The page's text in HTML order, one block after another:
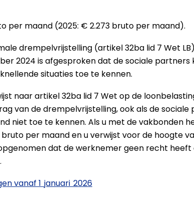
per maand (2025: € 2.273 bruto per maand).
drempelvrijstelling (artikel 32ba lid 7 Wet LB)
2024 is afgesproken dat de sociale partners
situaties toe te kennen.
naar artikel 32ba lid 7 Wet op de
van de drempelvrijstelling, ook als de sociale
niet toe te kennen. Als u met de vakbonden
per maand en u verwijst voor de hoogte
dat de werknemer geen recht
vanaf 1 januari 2026